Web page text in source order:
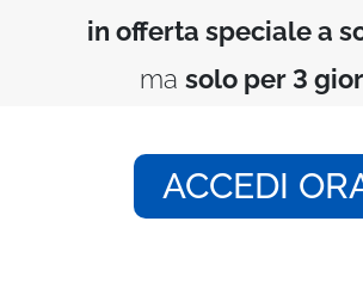
in offerta speciale a
ma solo per 3
ACCEDI